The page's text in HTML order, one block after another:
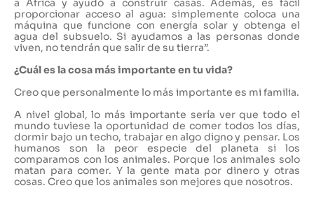
a África y ayudó a construir casas. Además, es fácil
proporcionar acceso al agua: simplemente coloca una
máquina que funcione con energía solar y obtenga el
agua del subsuelo. Si ayudamos a las personas donde
viven, no tendrán que salir de su tierra”.
¿Cuál es la cosa más importante en tu vida?
Creo que personalmente lo más importante es mi familia.
A nivel global, lo más importante sería ver que todo el
mundo tuviese la oportunidad de comer todos los días,
dormir bajo un techo, trabajar en algo digno y pensar. Los
humanos son la peor especie del planeta si los
comparamos con los animales. Porque los animales solo
matan para comer. Y la gente mata por dinero y otras
cosas. Creo que los animales son mejores que nosotros.